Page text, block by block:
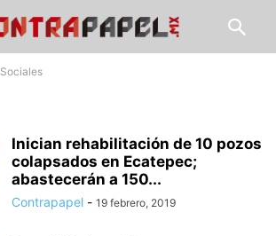
Sociales
Inician rehabilitación de 10 pozos
colapsados en Ecatepec;
abastecerán a 150...
Contrapapel - 19 febrero, 2019